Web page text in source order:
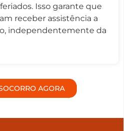
Isso garante que
receber assistência a
independentemente da
AGORA